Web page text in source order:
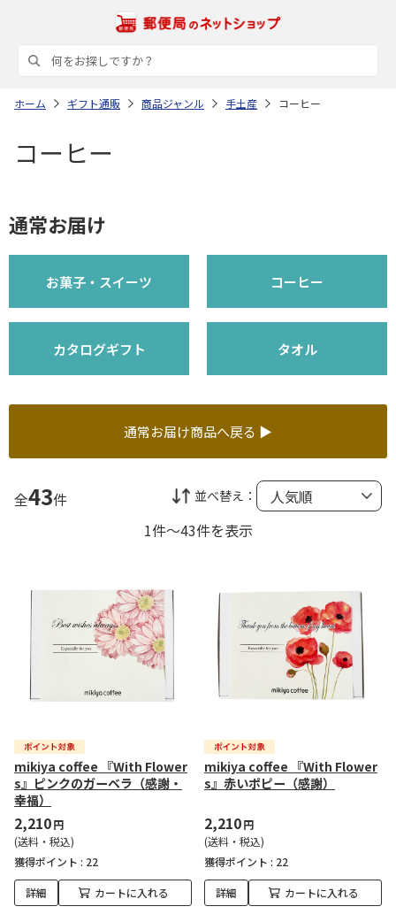
ホーム ギフト通販 商品ジャンル 手土産 コーヒー
コーヒー
通常お届け
お菓子・スイーツ コーヒー
カタログギフト タオル
通常お届け商品へ戻る ▶
全43件 並べ替え：
1件～43件を表示
mikiya coffee 『With Flower
s』ピンクのガーベラ（感謝・
幸福）
2,210円
(送料・税込)
獲得ポイント : 22
詳細 カートに入れる
mikiya coffee 『With Flower
s』赤いポピー（感謝）
2,210円
(送料・税込)
獲得ポイント : 22
詳細 カートに入れる